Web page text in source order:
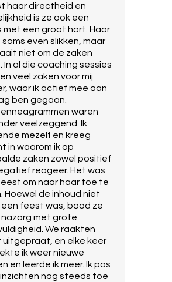
haar directheid en
is ze ook een
met een groot hart. Haar
soms even slikken, maar
niet om de zaken
In al die coaching sessies
veel zaken voor mij
waar ik actief mee aan
ben gegaan.
waren
veelzeggend. Ik
mezelf en kreeg
in waarom ik op
zaken zowel positief
reageer. Het was
om naar haar toe te
Hoewel de inhoud niet
feest was, bood ze
met grote
We raakten
uitgepraat, en elke keer
ik weer nieuwe
en leerde ik meer. Ik pas
inzichten nog steeds toe